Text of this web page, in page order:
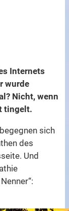
Internets
wurde
Nicht, wenn
tingelt.
sich
des
Und